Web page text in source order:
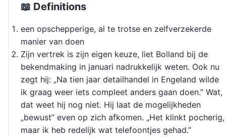
📖 Definitions
een opschepperige, al te trotse en zelfverzekerde
manier van doen
Zijn vertrek is zijn eigen keuze, liet Bolland bij de
bekendmaking in januari nadrukkelijk weten. Ook nu
zegt hij: „Na tien jaar detailhandel in Engeland wilde
ik graag weer iets compleet anders gaan doen.” Wat,
dat weet hij nog niet. Hij laat de mogelijkheden
„bewust” even op zich afkomen. „Het klinkt pocherig,
maar ik heb redelijk wat telefoontjes gehad.”